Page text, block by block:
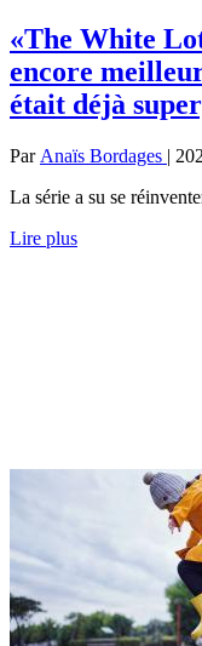
«The White
encore
était déjà
Par Anaïs Bordages |
La série a su se
Lire plus